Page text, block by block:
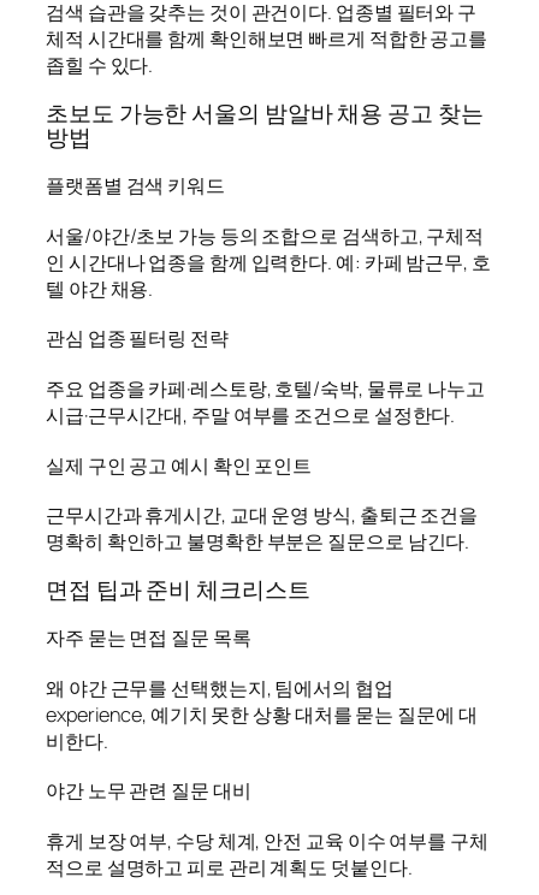
검색 습관을 갖추는 것이 관건이다. 업종별 필터와 구
체적 시간대를 함께 확인해보면 빠르게 적합한 공고를
좁힐 수 있다.
초보도 가능한 서울의 밤알바 채용 공고 찾는
방법
플랫폼별 검색 키워드
서울/야간/초보 가능 등의 조합으로 검색하고, 구체적
인 시간대나 업종을 함께 입력한다. 예: 카페 밤근무, 호
텔 야간 채용.
관심 업종 필터링 전략
주요 업종을 카페·레스토랑, 호텔/숙박, 물류로 나누고
시급·근무시간대, 주말 여부를 조건으로 설정한다.
실제 구인 공고 예시 확인 포인트
근무시간과 휴게시간, 교대 운영 방식, 출퇴근 조건을
명확히 확인하고 불명확한 부분은 질문으로 남긴다.
면접 팁과 준비 체크리스트
자주 묻는 면접 질문 목록
왜 야간 근무를 선택했는지, 팀에서의 협업
experience, 예기치 못한 상황 대처를 묻는 질문에 대
비한다.
야간 노무 관련 질문 대비
휴게 보장 여부, 수당 체계, 안전 교육 이수 여부를 구체
적으로 설명하고 피로 관리 계획도 덧붙인다.